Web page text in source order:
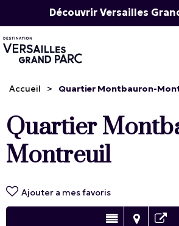
Découvrir Versailles
Accueil > Quartier Montbauron-
Quartier
Montreuil
Ajouter a mes favoris